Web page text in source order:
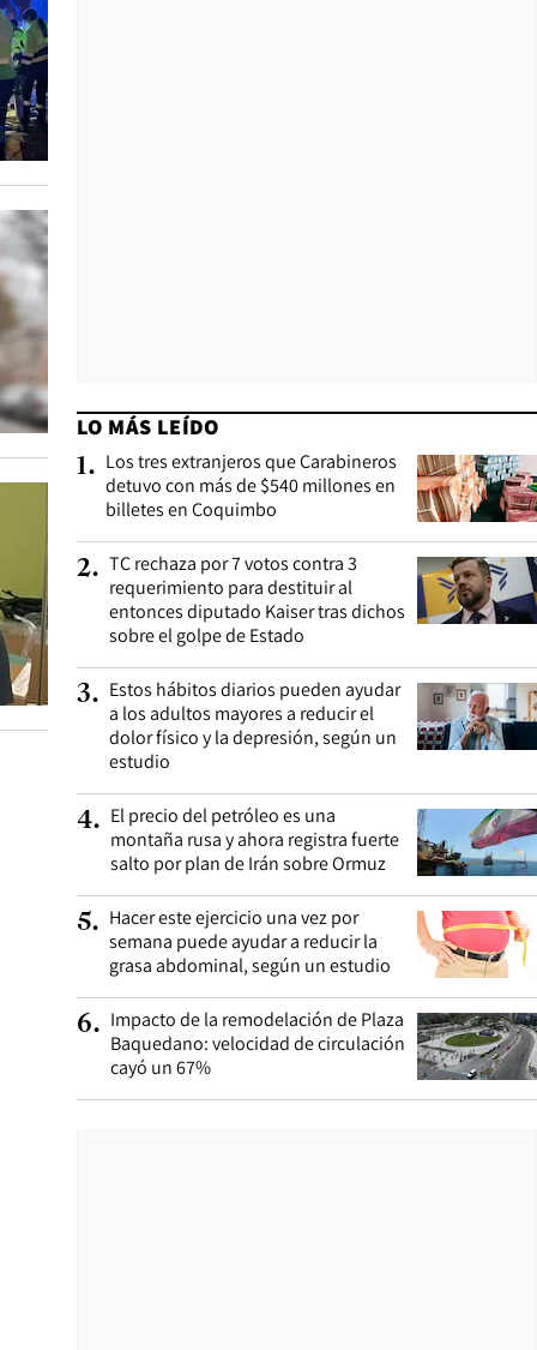
LO MÁS LEÍDO
1. Los tres extranjeros que Carabineros
detuvo con más de $540 millones en
billetes en Coquimbo
2. TC rechaza por 7 votos contra 3
requerimiento para destituir al
entonces diputado Kaiser tras dichos
sobre el golpe de Estado
3. Estos hábitos diarios pueden ayudar
a los adultos mayores a reducir el
dolor físico y la depresión, según un
estudio
4. El precio del petróleo es una
montaña rusa y ahora registra fuerte
salto por plan de Irán sobre Ormuz
5. Hacer este ejercicio una vez por
semana puede ayudar a reducir la
grasa abdominal, según un estudio
6. Impacto de la remodelación de Plaza
Baquedano: velocidad de circulación
cayó un 67%